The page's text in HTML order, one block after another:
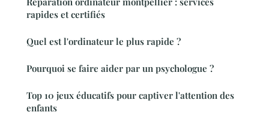
rapides et certifiés
Quel est l'ordinateur le plus rapide ?
Pourquoi se faire aider par un psychologue ?
Top 10 jeux éducatifs pour captiver l'attention des
enfants